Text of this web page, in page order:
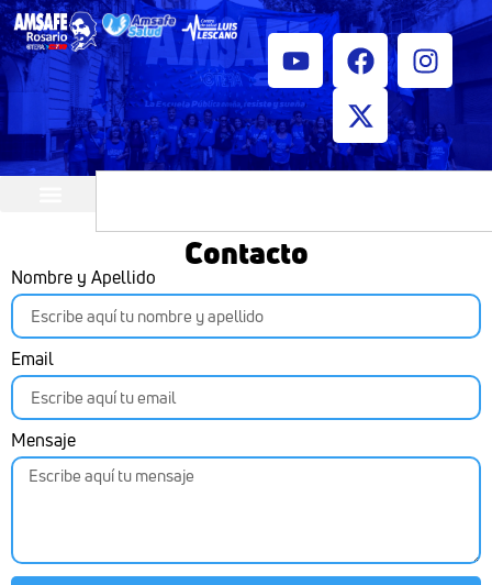
Contacto
Nombre y Apellido
Email
Mensaje